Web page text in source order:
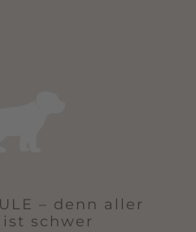
– denn aller
schwer